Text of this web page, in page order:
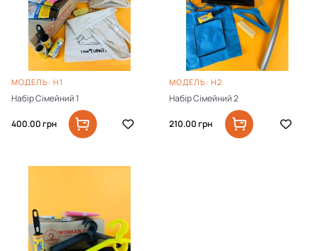
МОДЕЛЬ: Н1
Набір Сімейний 1
400.00грн
МОДЕЛЬ: Н2
Набір Сімейний 2
210.00грн